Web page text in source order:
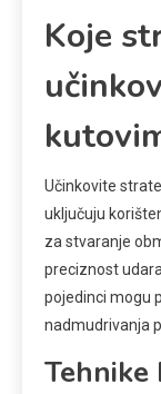
Koje
Učinkovite
uključuju
za stvaranje
preciznost
pojedinci mogu
nadmudrivanja
Tehnike